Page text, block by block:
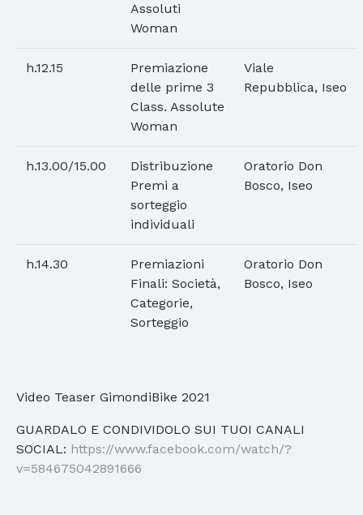
Assoluti
Woman
h.12.15
Premiazione
delle prime 3
Class. Assolute
Woman
Viale
Repubblica, Iseo
h.13.00/15.00
Distribuzione
Premi a
sorteggio
individuali
Oratorio Don
Bosco, Iseo
h.14.30
Premiazioni
Finali: Società,
Categorie,
Sorteggio
Oratorio Don
Bosco, Iseo
Video Teaser GimondiBike 2021
GUARDALO E CONDIVIDOLO SUI TUOI CANALI
SOCIAL: https://www.facebook.com/watch/?
v=584675042891666